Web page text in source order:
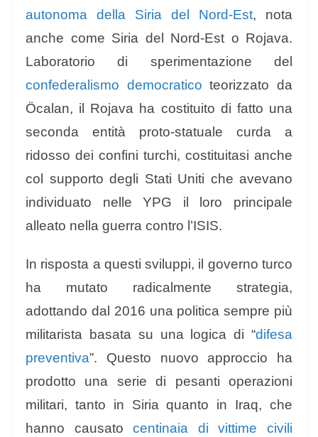
autonoma della Siria del Nord-Est, nota
anche come Siria del Nord-Est o Rojava.
Laboratorio di sperimentazione del
confederalismo democratico teorizzato da
Öcalan, il Rojava ha costituito di fatto una
seconda entità proto-statuale curda a
ridosso dei confini turchi, costituitasi anche
col supporto degli Stati Uniti che avevano
individuato nelle YPG il loro principale
alleato nella guerra contro l’ISIS.
In risposta a questi sviluppi, il governo turco
ha mutato radicalmente strategia,
adottando dal 2016 una politica sempre più
militarista basata su una logica di “difesa
preventiva”. Questo nuovo approccio ha
prodotto una serie di pesanti operazioni
militari, tanto in Siria quanto in Iraq, che
hanno causatocentinaia di vittime civili